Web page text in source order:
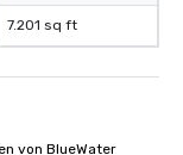
7.201 sq ft
von BlueWater